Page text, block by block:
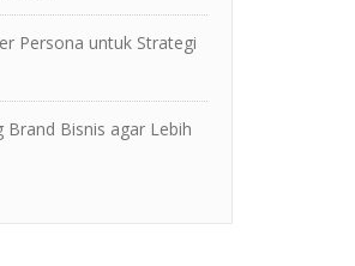
Persona untuk Strategi
Brand Bisnis agar Lebih